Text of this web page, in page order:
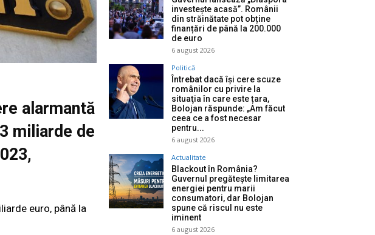
alarmantă
miliarde de
euro, până la
investește acasă”. Românii
din străinătate pot obține
finanțări de până la 200.000
de euro
6 august 2026
Politică
Întrebat dacă își cere scuze
românilor cu privire la
situaţia în care este țara,
Bolojan răspunde: „Am făcut
ceea ce a fost necesar
pentru...
6 august 2026
Actualitate
Blackout în România?
Guvernul pregătește limitarea
energiei pentru marii
consumatori, dar Bolojan
spune că riscul nu este
iminent
6 august 2026